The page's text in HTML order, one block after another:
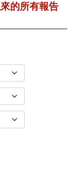
的所有報告